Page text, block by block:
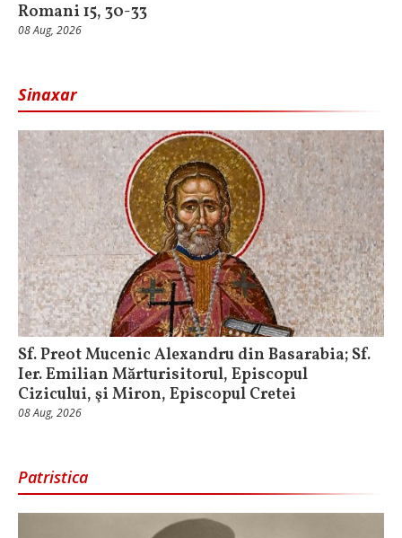
Romani 15, 30-33
08 Aug, 2026
Sinaxar
Sf. Preot Mucenic Alexandru din Basarabia; Sf.
Ier. Emilian Mărturisitorul, Episcopul
Cizicului, şi Miron, Episcopul Cretei
08 Aug, 2026
Patristica